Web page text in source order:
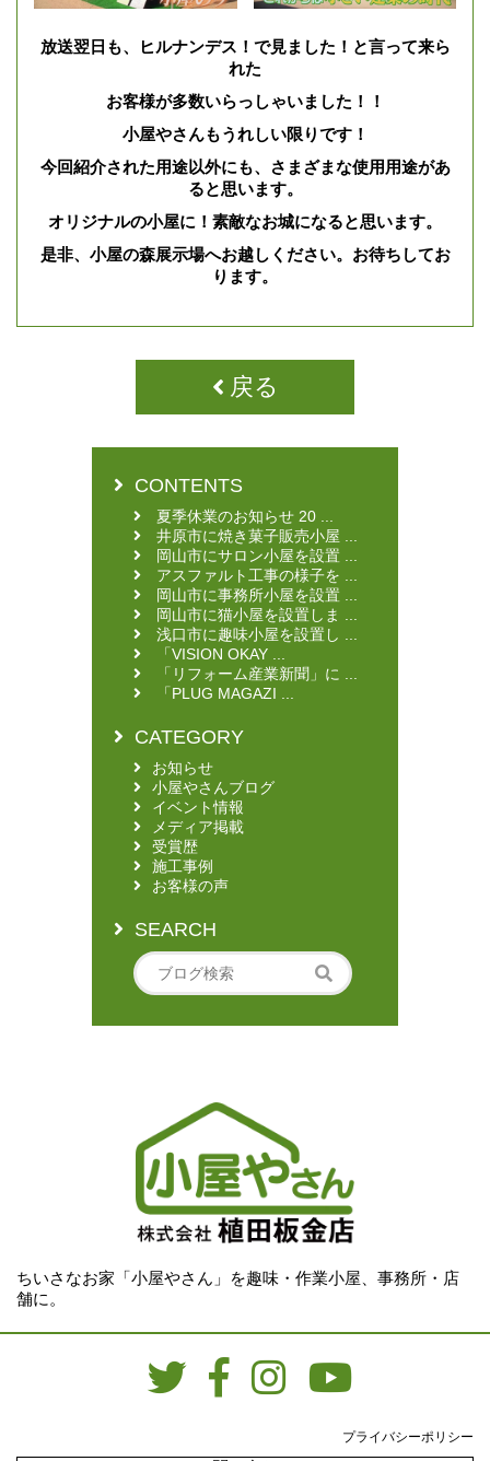
放送翌日も、ヒルナンデス！で見ました！と言って来ら
れた
お客様が多数いらっしゃいました！！
小屋やさんもうれしい限りです！
今回紹介された用途以外にも、さまざまな使用用途があ
ると思います。
オリジナルの小屋に！素敵なお城になると思います。
是非、小屋の森展示場へお越しください。お待ちしてお
ります。
戻る
CONTENTS
夏季休業のお知らせ 20 ...
井原市に焼き菓子販売小屋 ...
岡山市にサロン小屋を設置 ...
アスファルト工事の様子を ...
岡山市に事務所小屋を設置 ...
岡山市に猫小屋を設置しま ...
浅口市に趣味小屋を設置し ...
「VISION OKAY ...
「リフォーム産業新聞」に ...
「PLUG MAGAZI ...
CATEGORY
お知らせ
小屋やさんブログ
イベント情報
メディア掲載
受賞歴
施工事例
お客様の声
SEARCH
ちいさなお家「小屋やさん」を趣味・作業小屋、事務所・店
舗に。
プライバシーポリシー